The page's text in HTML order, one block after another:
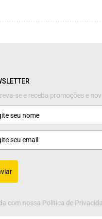
se e receba promoções e
com nossa Política de